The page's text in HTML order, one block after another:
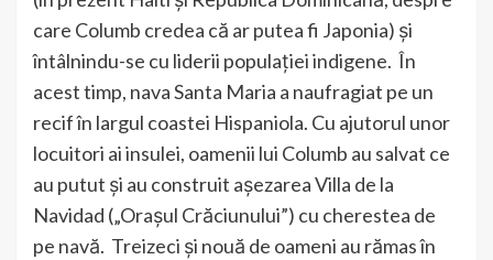
care Columb credea că ar putea fi Japonia) și
întâlnindu-se cu liderii populației indigene. În
acest timp, nava Santa Maria a naufragiat pe un
recif în largul coastei Hispaniola. Cu ajutorul unor
locuitori ai insulei, oamenii lui Columb au salvat ce
au putut și au construit așezarea Villa de la
Navidad („Orașul Crăciunului”) cu cherestea de
pe navă. Treizeci și nouă de oameni au rămas în